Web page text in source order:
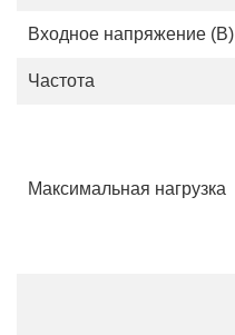
Входное напряжение (В)
Частота
Максимальная нагрузка